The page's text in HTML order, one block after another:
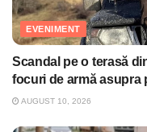
EVENIMENT
Scandal pe o terasă
focuri de armă asupra
AUGUST 10, 2026